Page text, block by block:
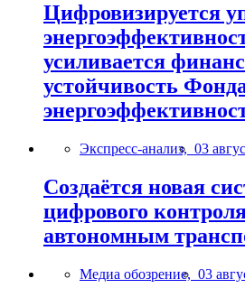
Цифровизируется
усиливается
устойчивость
Экспресс-анализ, 03
Создаётся новая
цифрового
автономным
Медиа обозрение, 03